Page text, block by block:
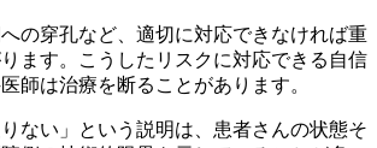
の穿孔など、適切に対応できなければ重
ます。こうしたリスクに対応できる自信
師は治療を断ることがあります。
ない」という説明は、患者さんの状態そ